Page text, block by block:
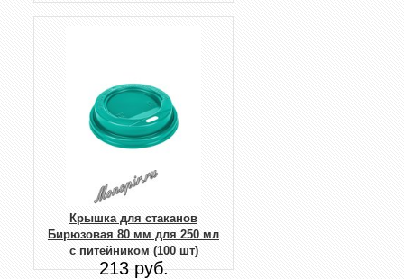
Крышка для стаканов
Бирюзовая 80 мм для 250 мл
с питейником (100 шт)
213 руб.